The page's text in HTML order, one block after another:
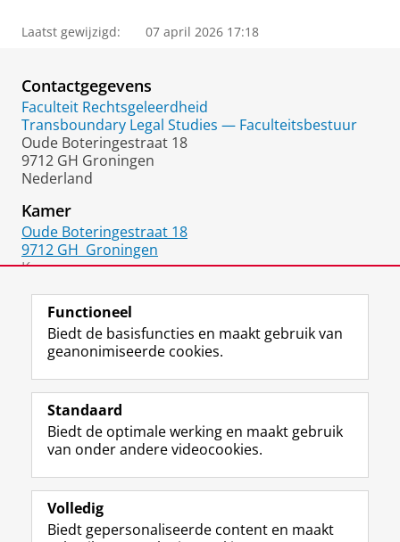
Laatst gewijzigd: 07 april 2026 17:18
Contactgegevens
Faculteit Rechtsgeleerdheid
Transboundary Legal Studies — Faculteitsbestuur
Oude Boteringestraat 18
9712 GH Groningen
Nederland
Kamer
Oude Boteringestraat 18
9712 GH Groningen
Kamer:
Volg de RUG
F
a
e
b
o
p
L
i
k
e
I
-
R
S
-
f
e
R
I
n
t
r
m
Y
o
T
e
k
Studiekiezers
Alumni
Over ons
Functioneel
Biedt de basisfuncties en maakt gebruik van
geanonimiseerde cookies.
Standaard
Biedt de optimale werking en maakt gebruik
van onder andere videocookies.
Volledig
Biedt gepersonaliseerde content en maakt